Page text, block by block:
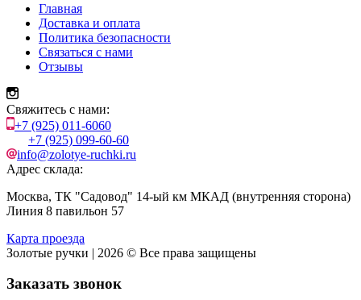
Главная
Доставка и оплата
Политика безопасности
Связаться с нами
Отзывы
Свяжитесь с нами:
+7 (925) 011-6060
+7 (925) 099-60-60
info@zolotye-ruchki.ru
Адрес склада:
Москва, ТК "Садовод" 14-ый км МКАД (внутренняя сторона)
Линия 8 павильон 57
Карта проезда
Золотые ручки | 2026 © Все права защищены
Заказать звонок